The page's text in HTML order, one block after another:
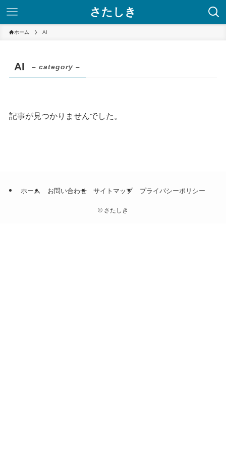
さたしき
ホーム AI
AI – category –
記事が見つかりませんでした。
ホーム お問い合わせ サイトマップ プライバシーポリシー
© さたしき